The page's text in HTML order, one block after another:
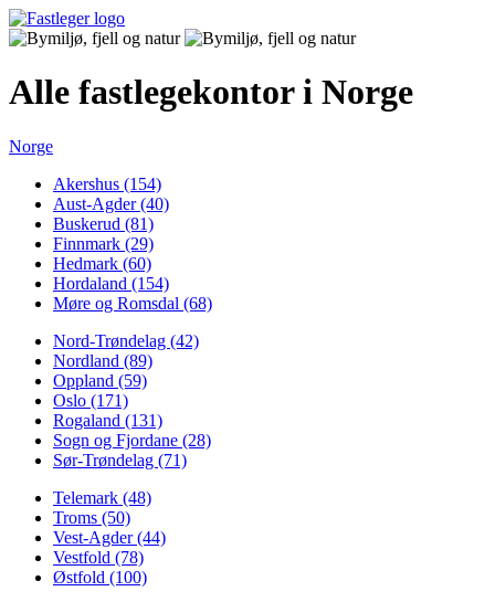
Alle fastlegekontor i Norge
Norge
Akershus (154)
Aust-Agder (40)
Buskerud (81)
Finnmark (29)
Hedmark (60)
Hordaland (154)
Møre og Romsdal (68)
Nord-Trøndelag (42)
Nordland (89)
Oppland (59)
Oslo (171)
Rogaland (131)
Sogn og Fjordane (28)
Sør-Trøndelag (71)
Telemark (48)
Troms (50)
Vest-Agder (44)
Vestfold (78)
Østfold (100)